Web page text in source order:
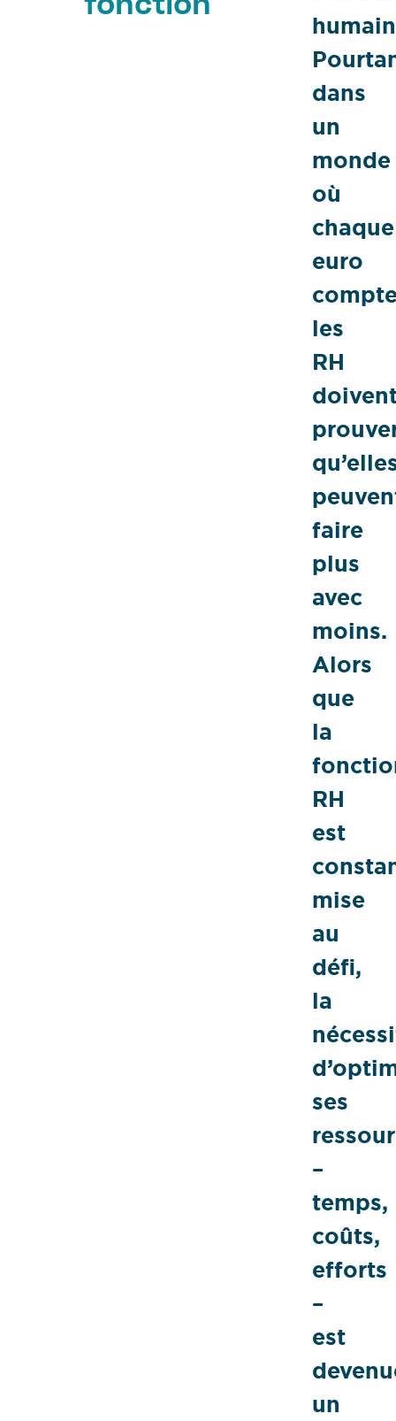
fonction
dans
un
monde
où
chaque
euro
les
RH
faire
plus
avec
moins.
Alors
que
la
RH
est
mise
au
défi,
la
ses
–
temps,
coûts,
efforts
–
est
un